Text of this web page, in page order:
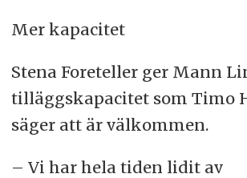
Mer kapacitet
Stena Foreteller ger Mann
tilläggskapacitet som Timo
säger att är välkommen.
– Vi har hela tiden lidit av